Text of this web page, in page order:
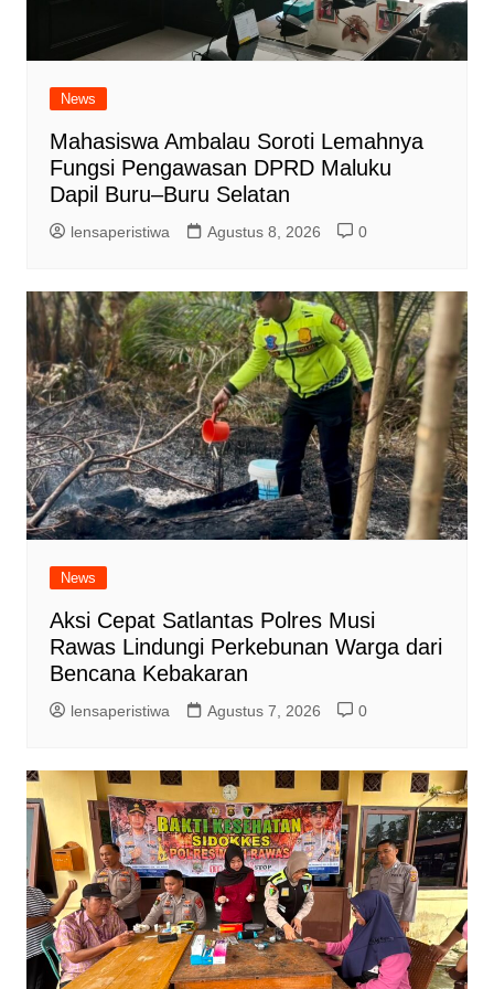
News
Mahasiswa Ambalau Soroti Lemahnya
Fungsi Pengawasan DPRD Maluku
Dapil Buru–Buru Selatan
lensaperistiwa Agustus 8, 2026 0
News
Aksi Cepat Satlantas Polres Musi
Rawas Lindungi Perkebunan Warga dari
Bencana Kebakaran
lensaperistiwa Agustus 7, 2026 0